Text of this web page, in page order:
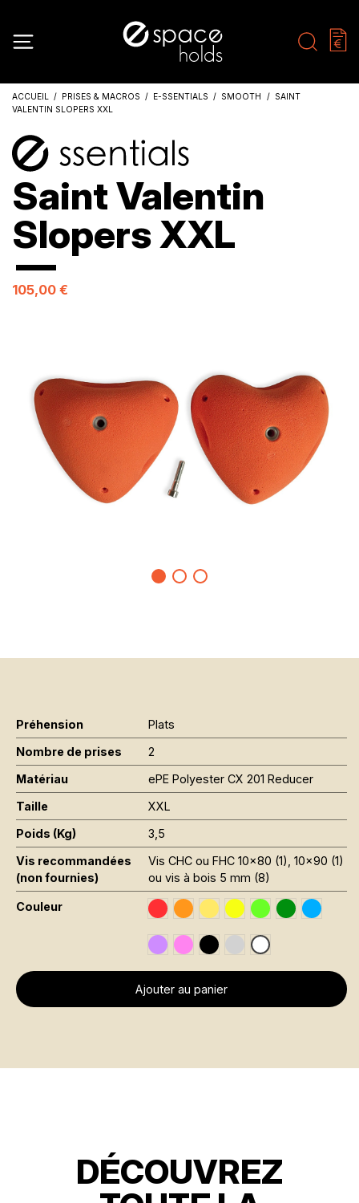
ACCUEIL PRISES & MACROS E-SSENTIALS SMOOTH
SAINT
VALENTIN SLOPERS XXL
Saint Valentin
Slopers XXL
105,00 €
Préhension
Plats
Nombre de prises
2
Matériau
ePE Polyester CX 201 Reducer
Taille
XXL
Poids (Kg)
3,5
Vis recommandées
(non fournies)
Vis CHC ou FHC 10x80 (1), 10x90 (1)
ou vis à bois 5 mm (8)
Couleur Traffic Red RAL 3020
Orange Fluo RAL 2005
Jaune Pantone 116C
Jaune Fluo RAL 1026
Vert FluoLeaf Green
Sky
Signal Violet RAL 4008
Rose Fluo Pantone 806C
Black RAL 9005
Gris RAL 7001
Traffic White RAL
Ajouter au panier
DÉCOUVREZ